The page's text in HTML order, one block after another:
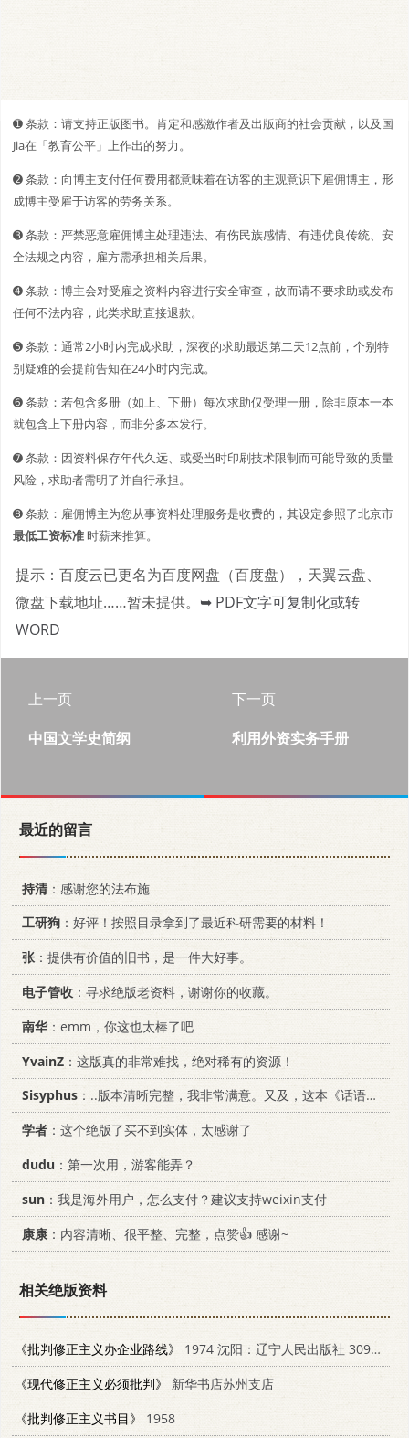
➊️ 条款：请支持正版图书。肯定和感激作者及出版商的社会贡献，以及国
Jia在「教育公平」上作出的努力。
➋️️ 条款：向博主支付任何费用都意味着在访客的主观意识下雇佣博主，形
成博主受雇于访客的劳务关系。
➌ 条款：严禁恶意雇佣博主处理违法、有伤民族感情、有违优良传统、安
全法规之内容，雇方需承担相关后果。
➍ 条款：博主会对受雇之资料内容进行安全审查，故而请不要求助或发布
任何不法内容，此类求助直接退款。
➎ 条款：通常2小时内完成求助，深夜的求助最迟第二天12点前，个别特
别疑难的会提前告知在24小时内完成。
➏ 条款：若包含多册（如上、下册）每次求助仅受理一册，除非原本一本
就包含上下册内容，而非分多本发行。
➐ 条款：因资料保存年代久远、或受当时印刷技术限制而可能导致的质量
风险，求助者需明了并自行承担。
➑ 条款：雇佣博主为您从事资料处理服务是收费的，其设定参照了北京市
最低工资标准时薪来推算。
提示：百度云已更名为百度网盘（百度盘），天翼云盘、
微盘下载地址……暂未提供。 ➥ PDF文字可复制化或转
WORD
上一页
中国文学史简纲
下一页
利用外资实务手册
最近的留言
持清：感谢您的法布施
工研狗 ：好评！按照目录拿到了最近科研需要的材料！
张：提供有价值的旧书，是一件大好事。
电子管收 ：寻求绝版老资料，谢谢你的收藏。
南华：emm，你这也太棒了吧
YvainZ ：这版真的非常难找，绝对稀有的资源！
Sisyphus ：..版本清晰完整，我非常满意。又及，这本《话语的真相》...
学者 ：这个绝版了买不到实体，太感谢了
dudu ：第一次用，游客能弄？
sun ：我是海外用户，怎么支付？建议支持weixin支付
康康 ：内容清晰、很平整、完整，点赞👍 感谢~
相关绝版资料
《批判修正主义办企业路线》
1974 沈阳：辽宁人民出版社 3090·261
《现代修正主义必须批判》
新华书店苏州支店
《批判修正主义书目》
1958